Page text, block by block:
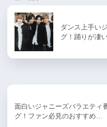
ダンス上手い
グ！踊りが凄
面白いジャニーズバラエティ
グ！ファン必見のおすすめ…